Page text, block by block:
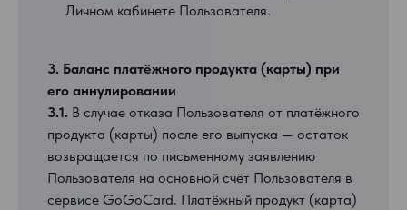
Личном кабинете Пользователя.
3. Баланс платёжного продукта (карты) при
его аннулировании
3.1. В случае отказа Пользователя от платёжного
продукта (карты) после его выпуска — остаток
возвращается по письменному заявлению
Пользователя на основной счёт Пользователя в
сервисе GoGoCard. Платёжный продукт (карта)